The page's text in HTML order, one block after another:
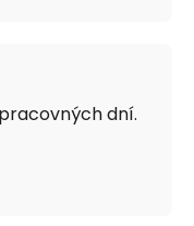
dní.